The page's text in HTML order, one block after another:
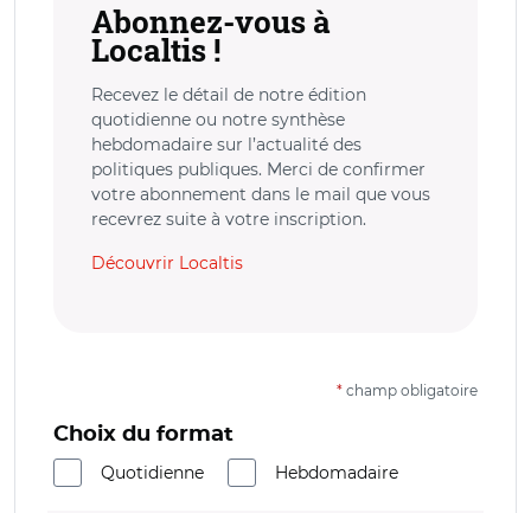
Abonnez-vous à
Localtis !
Recevez le détail de notre édition
quotidienne ou notre synthèse
hebdomadaire sur l’actualité des
politiques publiques. Merci de confirmer
votre abonnement dans le mail que vous
recevrez suite à votre inscription.
Découvrir Localtis
* champ obligatoire
Choix du format
Quotidienne
Hebdomadaire